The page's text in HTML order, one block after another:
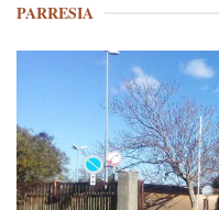
PARRESIA